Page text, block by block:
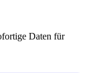
Daten für